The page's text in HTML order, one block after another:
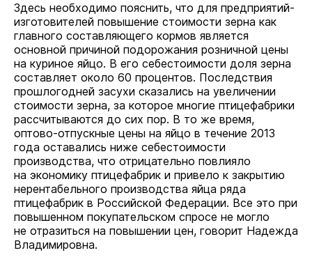
Здесь необходимо пояснить, что для предприятий-
изготовителей повышение стоимости зерна как
главного составляющего кормов является
основной причиной подорожания розничной цены
на куриное яйцо. В его себестоимости доля зерна
составляет около 60 процентов. Последствия
прошлогодней засухи сказались на увеличении
стоимости зерна, за которое многие птицефабрики
рассчитываются до сих пор. В то же время,
оптово-отпускные цены на яйцо в течение 2013
года оставались ниже себестоимости
производства, что отрицательно повлияло
на экономику птицефабрик и привело к закрытию
нерентабельного производства яйца ряда
птицефабрик в Российской Федерации. Все это при
повышенном покупательском спросе не могло
не отразиться на повышении цен, говорит Надежда
Владимировна.